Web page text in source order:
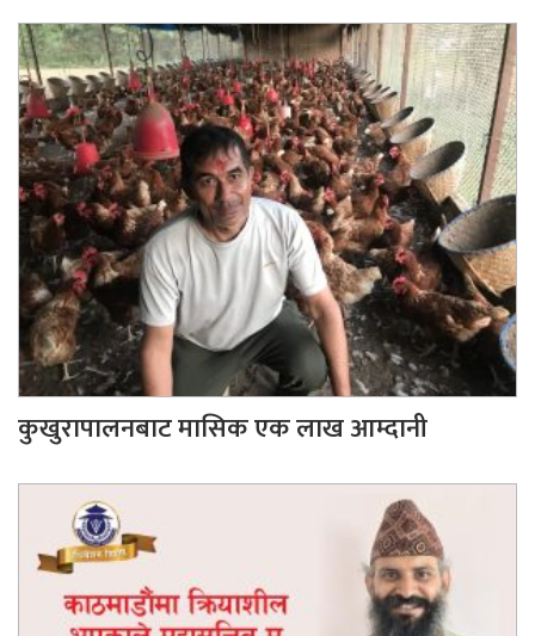
कुखुरापालनबाट मासिक एक लाख आम्दानी